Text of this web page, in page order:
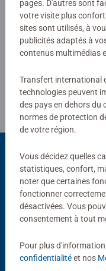
Consignes
Choix populaires
D'autres
pages. D'autres sont
votre visite plus
sites sont utilisés, à
publicités adaptés à
contenus multimédias
Transfert international
technologies peuvent
des pays en dehors du
normes de protection
de votre région.
Vous décidez quelles
statistiques, confort,
noter que certaines
fonctionner
désactivées. Vous
consentement à tout
Pour plus
confidentialitéet nos